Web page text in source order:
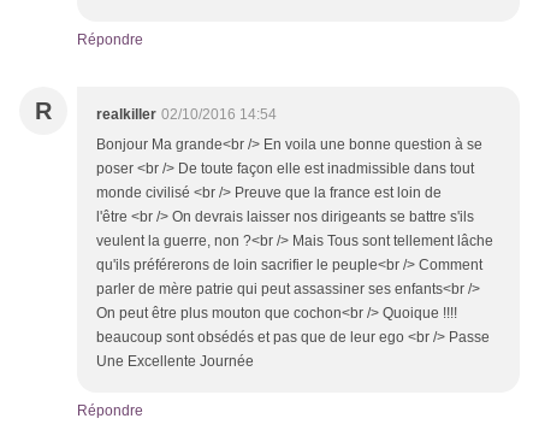
Répondre
R realkiller 02/10/2016 14:54
Bonjour Ma grande<br /> En voila une bonne question à se
poser <br /> De toute façon elle est inadmissible dans tout
monde civilisé <br /> Preuve que la france est loin de
l'être <br /> On devrais laisser nos dirigeants se battre s'ils
veulent la guerre, non ?<br /> Mais Tous sont tellement lâche
qu'ils préférerons de loin sacrifier le peuple<br /> Comment
parler de mère patrie qui peut assassiner ses enfants<br />
On peut être plus mouton que cochon<br /> Quoique !!!!
beaucoup sont obsédés et pas que de leur ego <br /> Passe
Une Excellente Journée
Répondre